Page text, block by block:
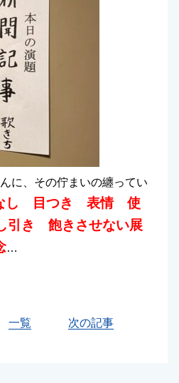
に、その佇まいの纏ってい
し 目つき 表情 使
引き 飽きさせない展
…
一覧 次の記事